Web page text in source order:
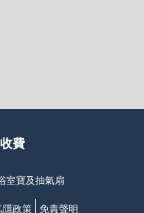
費
室寶及抽氣扇
隱政策 免責聲明